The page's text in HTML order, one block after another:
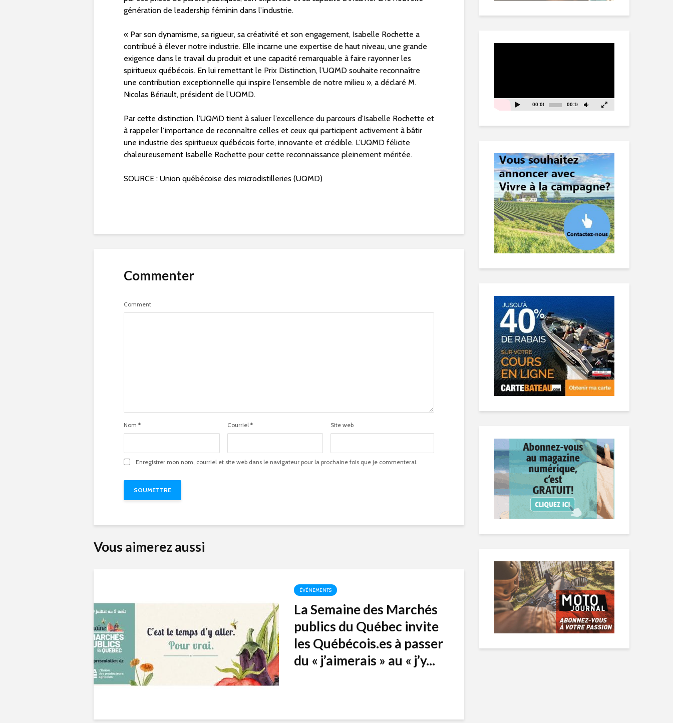
génération de leadership féminin dans l’industrie.
« Par son dynamisme, sa rigueur, sa créativité et son engagement, Isabelle Rochette a
contribué à élever notre industrie. Elle incarne une expertise de haut niveau, une grande
exigence dans le travail du produit et une capacité remarquable à faire rayonner les
spiritueux québécois. En lui remettant le Prix Distinction, l’UQMD souhaite reconnaître
une contribution exceptionnelle qui inspire l’ensemble de notre milieu », a déclaré M.
Nicolas Bériault, président de l’UQMD.
Par cette distinction, l’UQMD tient à saluer l’excellence du parcours d’Isabelle Rochette et
à rappeler l’importance de reconnaître celles et ceux qui participent activement à bâtir
une industrie des spiritueux québécois forte, innovante et crédible. L’UQMD félicite
chaleureusement Isabelle Rochette pour cette reconnaissance pleinement méritée.
SOURCE : Union québécoise des microdistilleries (UQMD)
Commenter
Comment
Nom * Courriel * Site web
Enregistrer mon nom, courriel et site web dans le navigateur pour la prochaine fois que je commenterai.
Vous aimerez aussi
ÉVÉNEMENTS
La Semaine des Marchés
publics du Québec invite
les Québécois.es à passer
du « j’aimerais » au « j’y...
00:00 00:16